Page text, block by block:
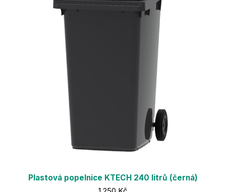
Plastová popelnice KTECH 240 litrů (černá)